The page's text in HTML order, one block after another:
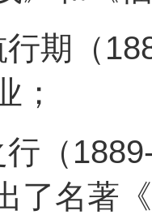
行期（
；
行（
了名著